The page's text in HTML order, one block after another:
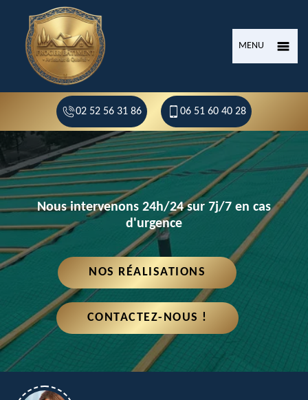
MENU
02 52 56 31 86 06 51 60 40 28
Nous intervenons 24h/24 sur 7j/7 en cas
d'urgence
NOS RÉALISATIONS
CONTACTEZ-NOUS !